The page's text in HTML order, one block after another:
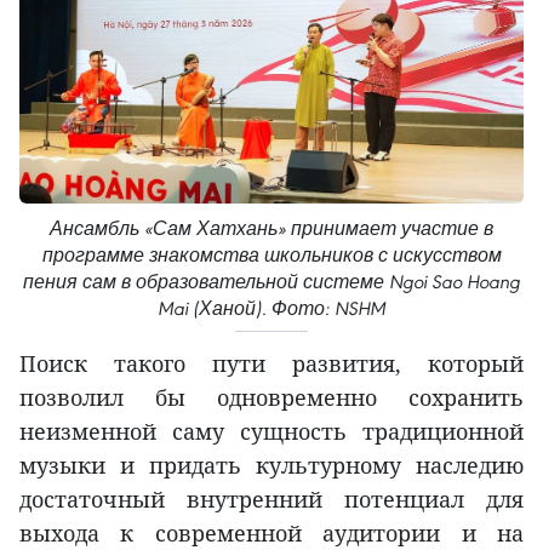
Ансамбль «Сам Хатхань» принимает участие в
программе знакомства школьников с искусством
пения сам в образовательной системе Ngoi Sao Hoang
Mai (Ханой). Фото: NSHM
Поиск такого пути развития, который
позволил бы одновременно сохранить
неизменной саму сущность традиционной
музыки и придать культурному наследию
достаточный внутренний потенциал для
выхода к современной аудитории и на